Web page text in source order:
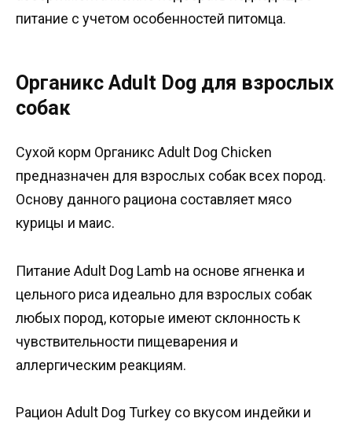
питание с учетом особенностей питомца.
Органикс Adult Dog для взрослых
собак
Сухой корм Органикс Adult Dog Chicken
предназначен для взрослых собак всех пород.
Основу данного рациона составляет мясо
курицы и маис.
Питание Adult Dog Lamb на основе ягненка и
цельного риса идеально для взрослых собак
любых пород, которые имеют склонность к
чувствительности пищеварения и
аллергическим реакциям.
Рацион Adult Dog Turkey со вкусом индейки и